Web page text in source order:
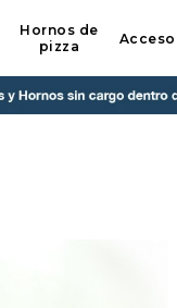
Hornos de
pizza